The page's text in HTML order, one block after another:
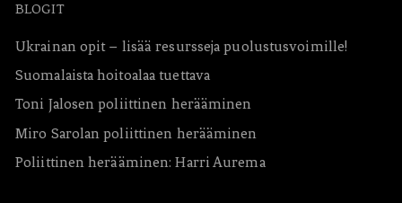
BLOGIT
Ukrainan opit – lisää resursseja puolustusvoimille!
Suomalaista hoitoalaa tuettava
Toni Jalosen poliittinen herääminen
Miro Sarolan poliittinen herääminen
Poliittinen herääminen: Harri Aurema